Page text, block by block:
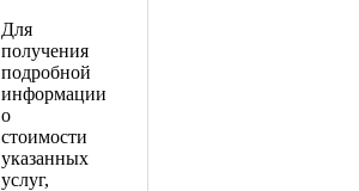
Для
получения
подробной
информации
о
стоимости
указанных
услуг,